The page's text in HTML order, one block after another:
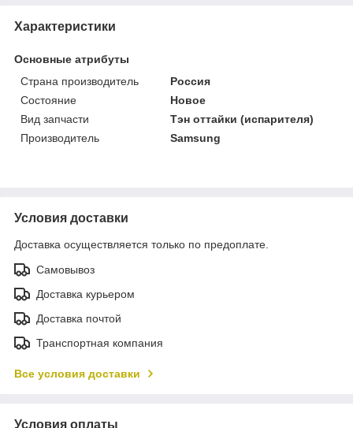
Характеристики
Основные атрибуты
Страна производитель
Россия
Состояние
Новое
Вид запчасти
Тэн оттайки (испарителя)
Производитель
Samsung
Условия доставки
Доставка осуществляется только по предоплате.
Самовывоз
Доставка курьером
Доставка почтой
Транспортная компания
Все условия доставки
Условия оплаты